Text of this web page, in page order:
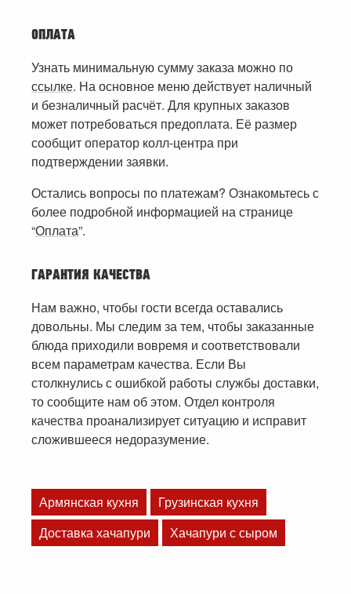
ОПЛАТА
Узнать минимальную сумму заказа можно по
ссылке. На основное меню действует наличный
и безналичный расчёт. Для крупных заказов
может потребоваться предоплата. Её размер
сообщит оператор колл-центра при
подтверждении заявки.
Остались вопросы по платежам? Ознакомьтесь с
более подробной информацией на странице
“Оплата”.
ГАРАНТИЯ КАЧЕСТВА
Нам важно, чтобы гости всегда оставались
довольны. Мы следим за тем, чтобы заказанные
блюда приходили вовремя и соответствовали
всем параметрам качества. Если Вы
столкнулись с ошибкой работы службы доставки,
то сообщите нам об этом. Отдел контроля
качества проанализирует ситуацию и исправит
сложившееся недоразумение.
Армянская кухня
Грузинская кухня
Доставка хачапури
Хачапури с сыром